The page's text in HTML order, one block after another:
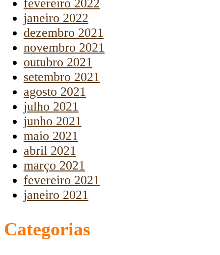
fevereiro 2022
janeiro 2022
dezembro 2021
novembro 2021
outubro 2021
setembro 2021
agosto 2021
julho 2021
junho 2021
maio 2021
abril 2021
março 2021
fevereiro 2021
janeiro 2021
Categorias